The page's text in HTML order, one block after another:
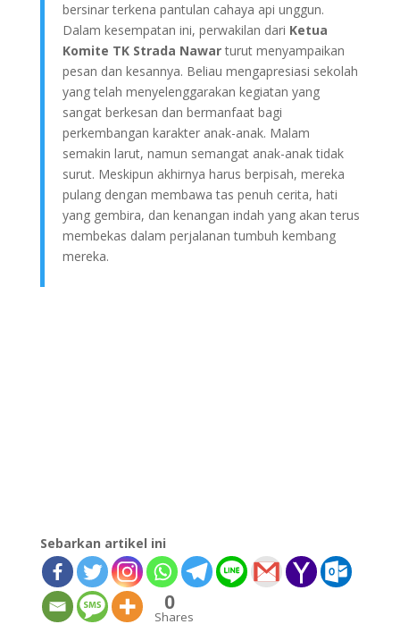
bersinar terkena pantulan cahaya api unggun.
Dalam kesempatan ini, perwakilan dari Ketua
Komite TK Strada Nawarturut menyampaikan
pesan dan kesannya. Beliau mengapresiasi sekolah
yang telah menyelenggarakan kegiatan yang
sangat berkesan dan bermanfaat bagi
perkembangan karakter anak-anak. Malam
semakin larut, namun semangat anak-anak tidak
surut. Meskipun akhirnya harus berpisah, mereka
pulang dengan membawa tas penuh cerita, hati
yang gembira, dan kenangan indah yang akan terus
membekas dalam perjalanan tumbuh kembang
mereka.
Sebarkan artikel ini
0
Shares